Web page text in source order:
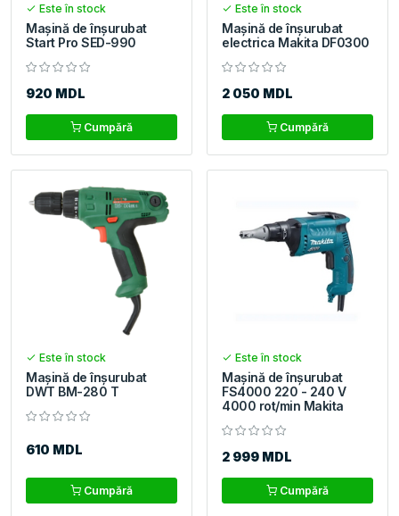
Este în stock
Mașină de înșurubat
Start Pro SED-990
920 MDL
Cumpără
Este în stock
Mașină de înșurubat
electrica Makita DF0300
2 050 MDL
Cumpără
Este în stock
Mașină de înșurubat
DWT BM-280 T
610 MDL
Cumpără
Este în stock
Mașină de înşurubat
FS4000 220 - 240 V
4000 rot/min Makita
2 999 MDL
Cumpără